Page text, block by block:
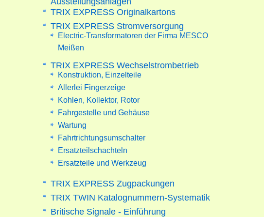
TRIX EXPRESS Originalkartons
TRIX EXPRESS Stromversorgung
Electric-Transformatoren der Firma MESCO
Meißen
TRIX EXPRESS Wechselstrombetrieb
Konstruktion, Einzelteile
Allerlei Fingerzeige
Kohlen, Kollektor, Rotor
Fahrgestelle und Gehäuse
Wartung
Fahrtrichtungsumschalter
Ersatzteilschachteln
Ersatzteile und Werkzeug
TRIX EXPRESS Zugpackungen
TRIX TWIN Katalognummern-Systematik
Britische Signale - Einführung